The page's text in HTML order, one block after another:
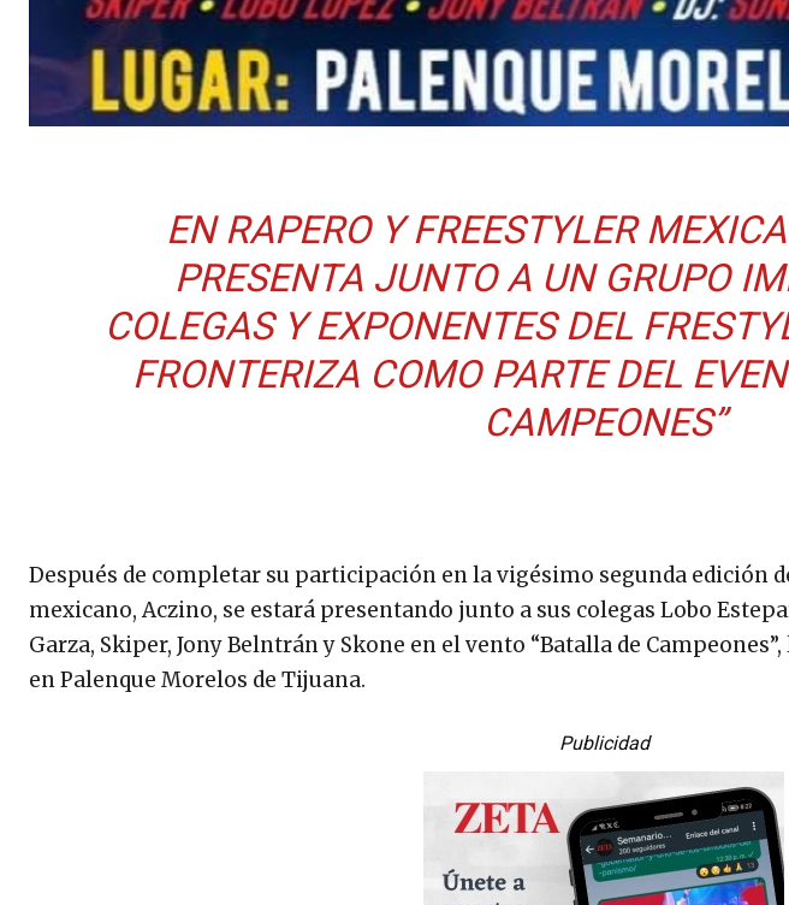
EN RAPERO Y FREESTYLER
PRESENTA JUNTO A UN GRUPO
COLEGAS Y EXPONENTES DEL
FRONTERIZA COMO PARTE DEL
CAMPEONES”
Después de completar su participación en la vigésimo segunda edición
mexicano, Aczino, se estará presentando junto a sus colegas Lobo
Garza, Skiper, Jony Belntrán y Skone en el vento “Batalla de
en Palenque Morelos de Tijuana.
Publicidad